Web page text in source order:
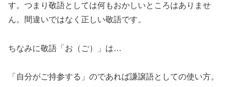
す。つまり敬語としては何もおかしいところはありませ
ん。間違いではなく正しい敬語です。
ちなみに敬語「お（ご）」は…
「自分がご持参する」のであれば謙譲語としての使い方。